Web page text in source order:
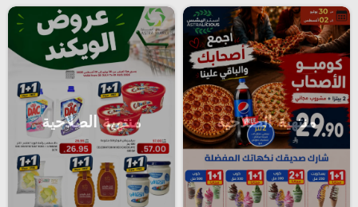
منتهية الصلاحية منتهية الصلاحية